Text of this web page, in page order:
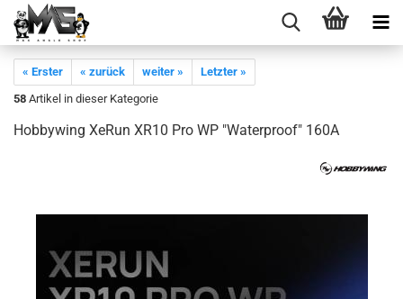
« Erster « zurück weiter »
Letzter »
58 Artikel in dieser Kategorie
Hobbywing XeRun XR10 Pro WP "Waterproof" 160A